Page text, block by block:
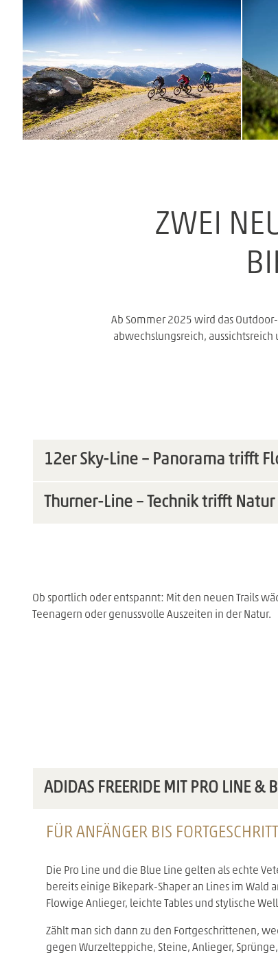
ZWEI
Ab Sommer 2025 wird das
abwechslungsreich,
12er Sky-Line – Panorama trifft
Thurner-Line – Technik trifft Natur
Ob sportlich oder entspannt: Mit den neuen Trails
Teenagern oder genussvolle Auszeiten in der Natur.
ADIDAS FREERIDE MIT PRO LINE &
FÜR ANFÄNGER BIS
Die Pro Line und die Blue Line gelten als echte
bereits einige Bikepark-Shaper an Lines im Wald
Flowige Anlieger, leichte Tables und stylische
Zählt man sich dann zu den Fortgeschrittenen,
gegen Wurzelteppiche, Steine, Anlieger,